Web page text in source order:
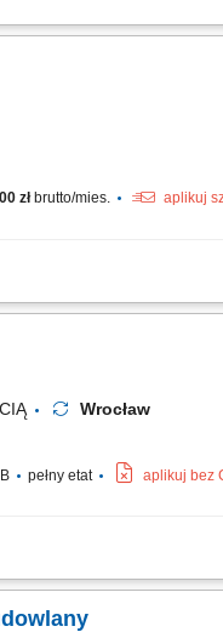
organizowanie pracy
złbrutto/mies. aplikuj
Rozwiązywanie
Wrocław
pełny etat aplikuj bez
technicznym, jakościowym i